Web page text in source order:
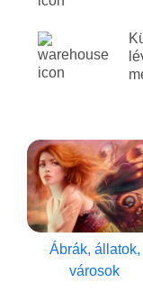
Ábrák, állatok,
városok